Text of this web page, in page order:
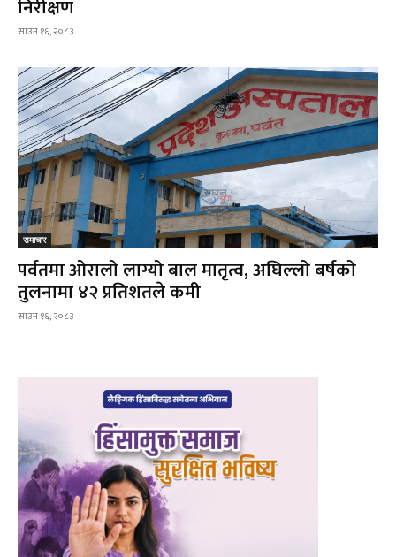
निरीक्षण
साउन १६, २०८३
समाचार
पर्वतमा ओरालो लाग्यो बाल मातृत्व, अघिल्लो बर्षको
तुलनामा ४२ प्रतिशतले कमी
साउन १६, २०८३